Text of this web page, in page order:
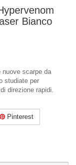
Bianco
scarpe da
studiate per
direzione rapidi.
Pinterest